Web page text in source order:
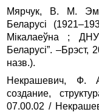
Мярчук, В. М.
Беларусі
Мікалаеўна ; ДНУ
Беларусі”. –Брэст,
назв.).
Некрашевич, Ф.
создание,
07.00.02 /